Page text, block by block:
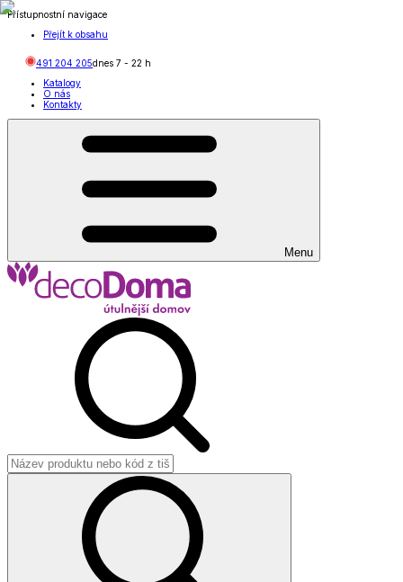
Přístupnostní navigace
Přejít k obsahu
491 204 205dnes 7 - 22 h
Katalogy
O nás
Kontakty
Menu